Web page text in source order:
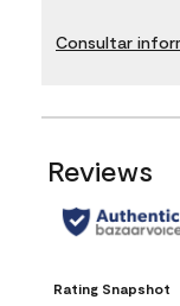
Consultar
Reviews
Rating Snapshot